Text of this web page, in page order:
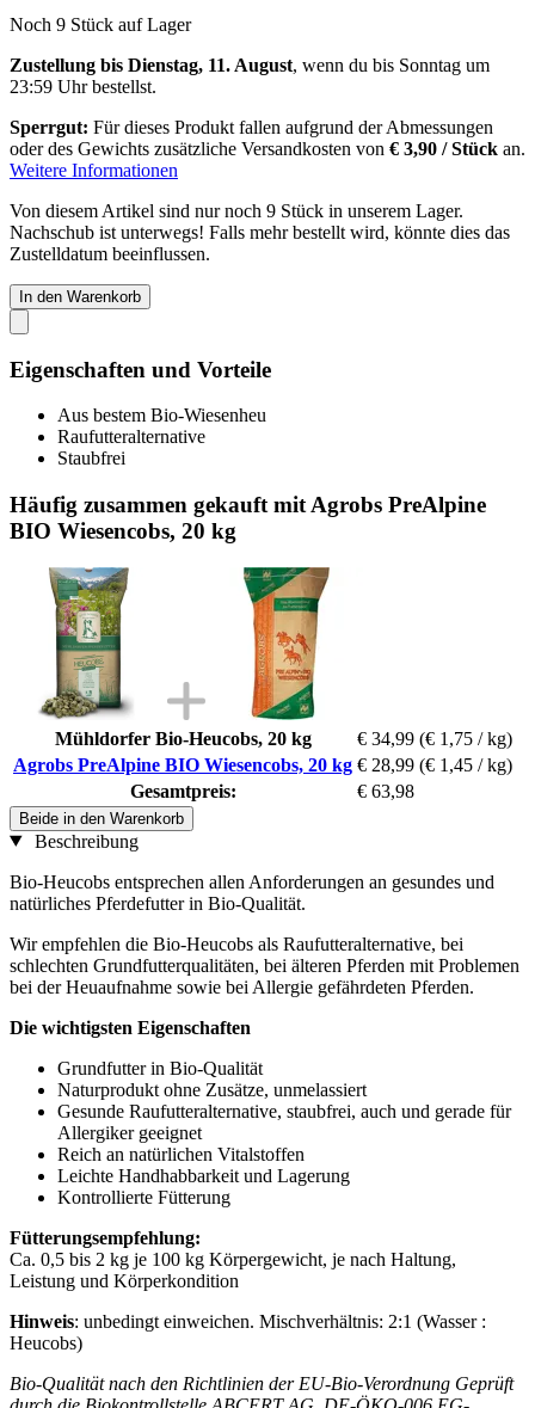
Noch 9 Stück auf Lager
Zustellung bis Dienstag, 11. August, wenn du bis Sonntag um
23:59 Uhrbestellst.
Sperrgut: Für dieses Produkt fallen aufgrund der Abmessungen
oder des Gewichts zusätzliche Versandkosten von € 3,90 / Stück an.
Weitere Informationen
Von diesem Artikel sind nur noch 9 Stück in unserem Lager.
Nachschub ist unterwegs! Falls mehr bestellt wird, könnte dies das
Zustelldatum beeinflussen.
In den Warenkorb
Eigenschaften und Vorteile
Aus bestem Bio-Wiesenheu
Raufutteralternative
Staubfrei
Häufig zusammen gekauft mit Agrobs PreAlpine
BIO Wiesencobs, 20 kg
Mühldorfer Bio-Heucobs, 20 kg € 34,99 (€ 1,75 / kg)
Agrobs PreAlpine BIO Wiesencobs, 20 kg € 28,99 (€ 1,45 / kg)
Gesamtpreis:
€ 63,98
Beide in den Warenkorb
Beschreibung
Bio-Heucobs entsprechen allen Anforderungen an gesundes und
natürliches Pferdefutter in Bio-Qualität.
Wir empfehlen die Bio-Heucobs als Raufutteralternative, bei
schlechten Grundfutterqualitäten, bei älteren Pferden mit Problemen
bei der Heuaufnahme sowie bei Allergie gefährdeten Pferden.
Die wichtigsten Eigenschaften
Grundfutter in Bio-Qualität
Naturprodukt ohne Zusätze, unmelassiert
Gesunde Raufutteralternative, staubfrei, auch und gerade für
Allergiker geeignet
Reich an natürlichen Vitalstoffen
Leichte Handhabbarkeit und Lagerung
Kontrollierte Fütterung
Fütterungsempfehlung:
Ca. 0,5 bis 2 kg je 100 kg Körpergewicht, je nach Haltung,
Leistung und Körperkondition
Hinweis: unbedingt einweichen. Mischverhältnis: 2:1 (Wasser :
Heucobs)
Bio-Qualität nach den Richtlinien der EU-Bio-Verordnung Geprüft